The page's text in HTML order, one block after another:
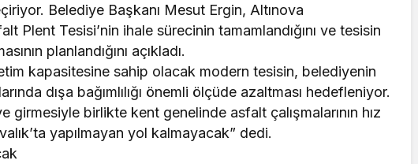
Belediye Başkanı Mesut Ergin, Altınova
Plent Tesisi’nin ihale sürecinin tamamlandığını ve tesisin
planlandığını açıkladı.
kapasitesine sahip olacak modern tesisin, belediyenin
dışa bağımlılığı önemli ölçüde azaltması hedefleniyor.
girmesiyle birlikte kent genelinde asfalt çalışmalarının hız
yapılmayan yol kalmayacak” dedi.